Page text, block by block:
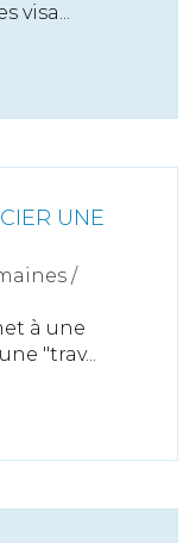
visa...
UNE
/
à une
"trav...